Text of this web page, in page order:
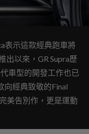
表示這款經典跑車將
出以來，GR Supra歷
車型的開發工作也已
向經典致敬的Final
美告別作，更是運動